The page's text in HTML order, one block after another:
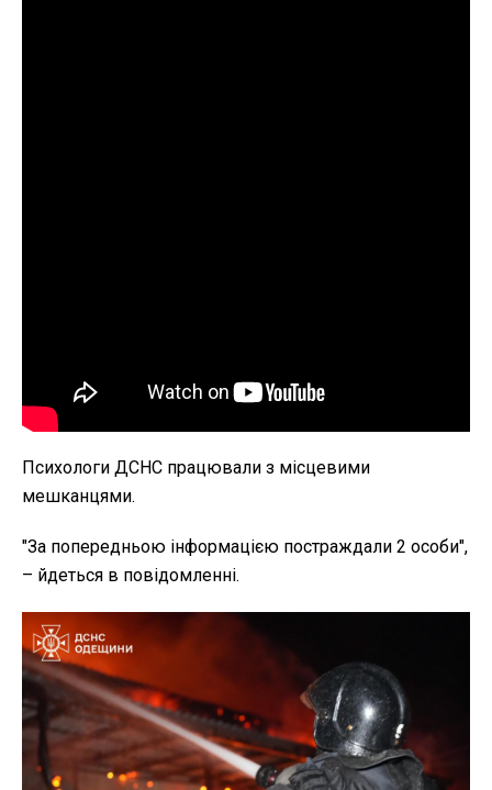
Психологи ДСНС працювали з місцевими
мешканцями.
"За попередньою інформацією постраждали 2 особи",
– йдеться в повідомленні.